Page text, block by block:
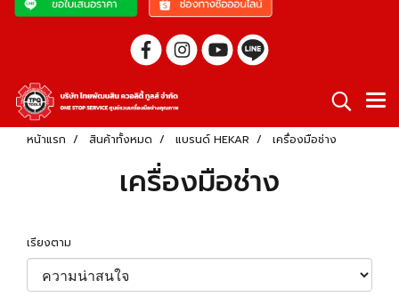
หน้าแรก สินค้าทั้งหมด แบรนด์ HEKAR เครื่องมือช่าง
เครื่องมือช่าง
เรียงตาม